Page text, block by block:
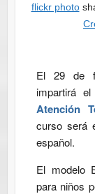
flickr photo
El 29 de
impartirá
Atención
curso será
español.
El modelo
para niños